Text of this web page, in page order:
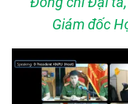
Giám đốc